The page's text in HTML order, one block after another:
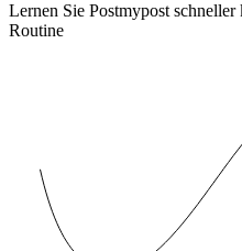
Lernen Sie Postmypost
Routine